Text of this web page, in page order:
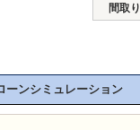
間取り
ーンシミュレーション